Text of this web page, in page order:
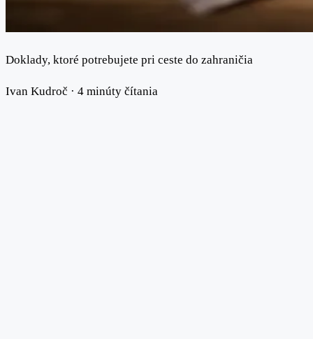
Doklady, ktoré potrebujete pri ceste do zahraničia
Ivan Kudroč · 4 minúty čítania